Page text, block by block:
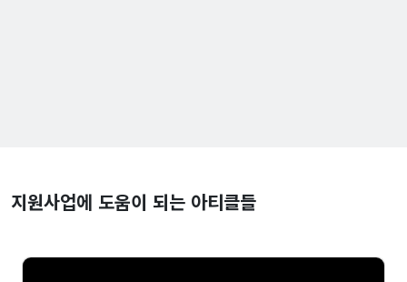
지원사업에 도움이 되는 아티클들